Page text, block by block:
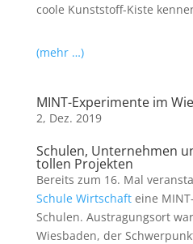
coole Kunststoff-Kiste
(mehr …)
MINT-Experimente im
2, Dez. 2019
Schulen, Unternehmen
tollen Projekten
Bereits zum 16. Mal
Schule Wirtschafteine
Schulen. Austragungsort
Wiesbaden, der